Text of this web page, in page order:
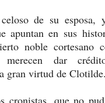
de su esposa,
apuntan en sus
noble cortesano
dar
gran virtud de Clotilde.
cronistas, que no